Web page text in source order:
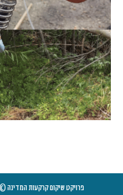
פרויקט שיקום קרקעות המדינה